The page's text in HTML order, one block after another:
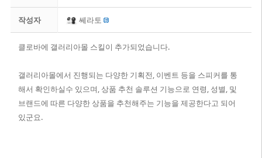
작성자 쎄라토
클로바에 갤러리아몰 스킬이 추가되었습니다.
갤러리아몰에서 진행되는 다양한 기획전, 이벤트 등을 스피커를 통
해서 확인하실수 있으며, 상품 추천 솔루션 기능으로 연령, 성별, 및
브랜드에 따른 다양한 상품을 추천해주는 기능을 제공한다고 되어
있군요.